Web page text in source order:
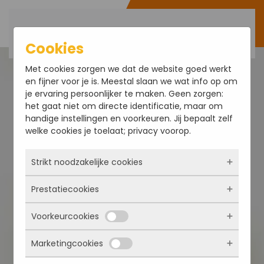
Cookies
Met cookies zorgen we dat de website goed werkt
en fijner voor je is. Meestal slaan we wat info op om
je ervaring persoonlijker te maken. Geen zorgen:
het gaat niet om directe identificatie, maar om
handige instellingen en voorkeuren. Jij bepaalt zelf
welke cookies je toelaat; privacy voorop.
Strikt noodzakelijke cookies
Deze cookies zorgen ervoor dat de website
überhaupt werkt. Ze zijn dus altijd actief en
kunnen niet worden uitgezet. Meestal worden
ze alleen geplaatst als jij iets doet, zoals
inloggen, een formulier invullen of je
privacyvoorkeuren opslaan. Je kunt je browser
Prestatiecookies
Met deze cookies zien we hoe vaak onze site
bezocht wordt, waar bezoekers vandaan
komen en welke pagina’s populair zijn. Zo
kunnen we de website blijven verbeteren.
Voorkeurcookies
Deze cookies onthouden jouw voorkeuren.
Bijvoorbeeld taalkeuze of ingevulde gegevens.
Marketingcookies